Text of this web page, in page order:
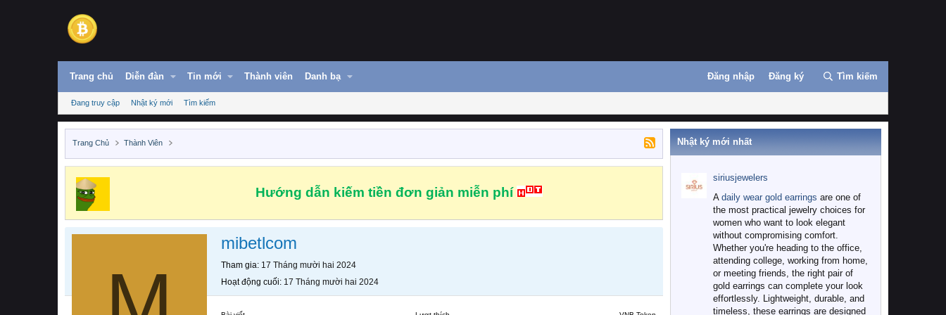
Trang chủ Diễn đàn Tin mới Thành viên Danh bạ Đăng nhập Đăng ký Tìm kiếm
Đang truy cập Nhật ký mới Tìm kiếm
Trang Chủ Thành Viên
Hướng dẫn kiếm tiền đơn giản miễn phí
mibetlcom
Tham gia 17 Tháng mười hai 2024
Hoạt động cuối 17 Tháng mười hai 2024
Nhật ký mới nhất
siriusjewelers
A daily wear gold earrings are one of
the most practical jewelry choices for
women who want to look elegant
without compromising comfort.
Whether you're heading to the office,
attending college, working from home,
or meeting friends, the right pair of
gold earrings can complete your look
effortlessly. Lightweight, durable, and
timeless, these earrings are designed